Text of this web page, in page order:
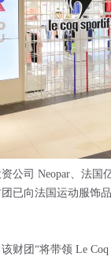
公司 Neopar、法国
已向法国运动服饰
财团“将带领 Le